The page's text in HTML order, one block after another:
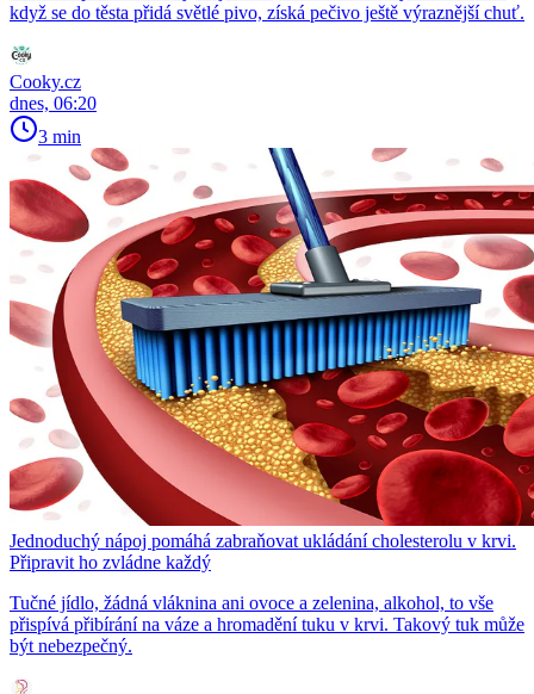
když se do těsta přidá světlé pivo, získá pečivo ještě výraznější chuť.
Cooky.cz
dnes, 06:20
3 min
Jednoduchý nápoj pomáhá zabraňovat ukládání cholesterolu v krvi.
Připravit ho zvládne každý
Tučné jídlo, žádná vláknina ani ovoce a zelenina, alkohol, to vše
přispívá přibírání na váze a hromadění tuku v krvi. Takový tuk může
být nebezpečný.